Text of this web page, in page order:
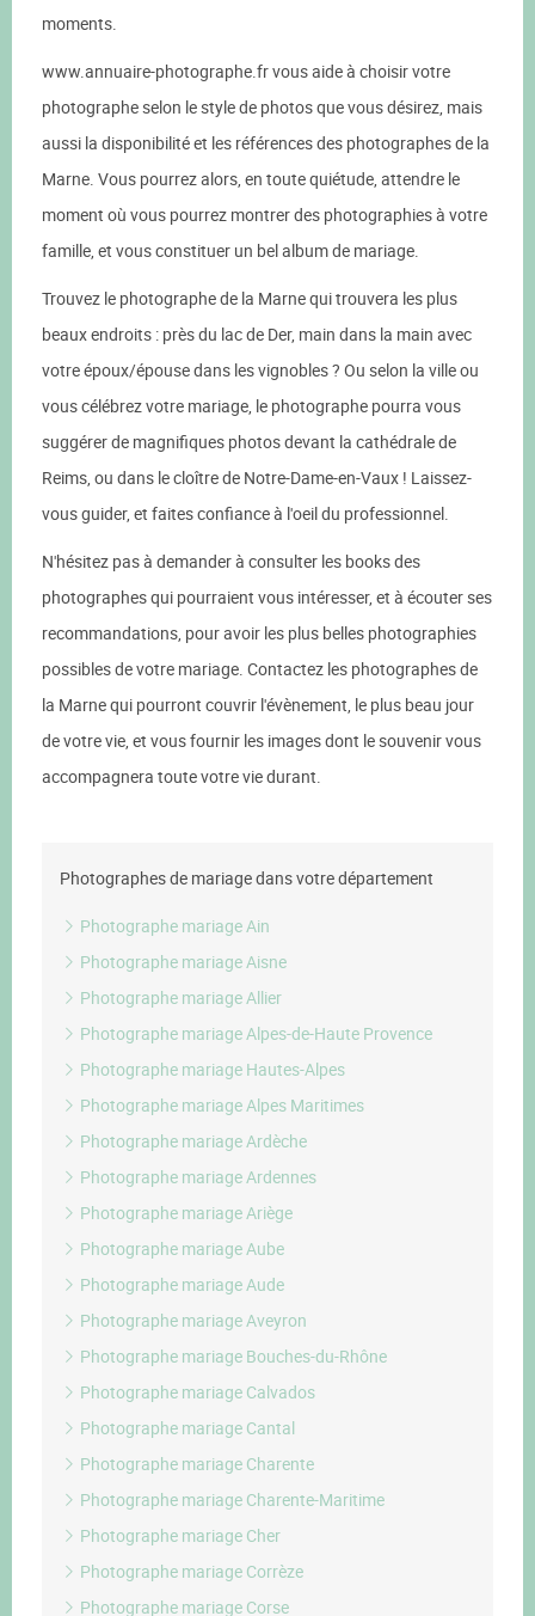
moments.
www.annuaire-photographe.fr vous aide à choisir votre
photographe selon le style de photos que vous désirez, mais
aussi la disponibilité et les références des photographes de la
Marne. Vous pourrez alors, en toute quiétude, attendre le
moment où vous pourrez montrer des photographies à votre
famille, et vous constituer un bel album de mariage.
Trouvez le photographe de la Marne qui trouvera les plus
beaux endroits : près du lac de Der, main dans la main avec
votre époux/épouse dans les vignobles ? Ou selon la ville ou
vous célébrez votre mariage, le photographe pourra vous
suggérer de magnifiques photos devant la cathédrale de
Reims, ou dans le cloître de Notre-Dame-en-Vaux ! Laissez-
vous guider, et faites confiance à l'oeil du professionnel.
N'hésitez pas à demander à consulter les books des
photographes qui pourraient vous intéresser, et à écouter ses
recommandations, pour avoir les plus belles photographies
possibles de votre mariage. Contactez les photographes de
la Marne qui pourront couvrir l'évènement, le plus beau jour
de votre vie, et vous fournir les images dont le souvenir vous
accompagnera toute votre vie durant.
Photographes de mariage dans votre département
Photographe mariage Ain
Photographe mariage Aisne
Photographe mariage Allier
Photographe mariage Alpes-de-Haute Provence
Photographe mariage Hautes-Alpes
Photographe mariage Alpes Maritimes
Photographe mariage Ardèche
Photographe mariage Ardennes
Photographe mariage Ariège
Photographe mariage Aube
Photographe mariage Aude
Photographe mariage Aveyron
Photographe mariage Bouches-du-Rhône
Photographe mariage Calvados
Photographe mariage Cantal
Photographe mariage Charente
Photographe mariage Charente-Maritime
Photographe mariage Cher
Photographe mariage Corrèze
Photographe mariage Corse